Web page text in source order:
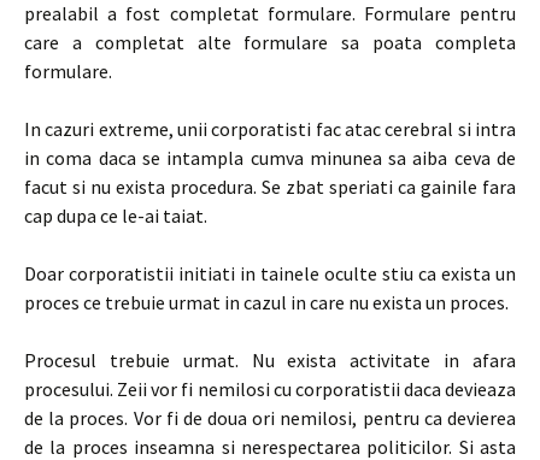
prealabil a fost completat formulare. Formulare pentru
care a completat alte formulare sa poata completa
formulare.
In cazuri extreme, unii corporatisti fac atac cerebral si intra
in coma daca se intampla cumva minunea sa aiba ceva de
facut si nu exista procedura. Se zbat speriati ca gainile fara
cap dupa ce le-ai taiat.
Doar corporatistii initiati in tainele oculte stiu ca exista un
proces ce trebuie urmat in cazul in care nu exista un proces.
Procesul trebuie urmat. Nu exista activitate in afara
procesului. Zeii vor fi nemilosi cu corporatistii daca devieaza
de la proces. Vor fi de doua ori nemilosi, pentru ca devierea
de la proces inseamna si nerespectarea politicilor. Si asta